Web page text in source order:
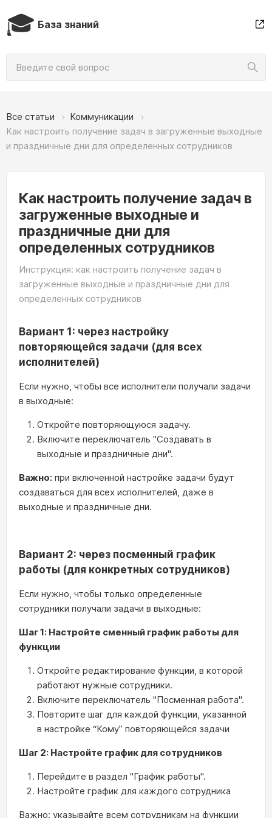
🎓 База знаний
Все статьи
Коммуникации
Как настроить получение задач в загруженные выходные
и праздничные дни для определенных сотрудников
Как настроить получение задач в
загруженные выходные и
праздничные дни для
определенных сотрудников
Инструкция: как настроить получение задач в
загруженные выходные и праздничные дни для
определенных сотрудников
Вариант 1: через настройку
повторяющейся задачи (для всех
исполнителей)
Если нужно, чтобы все исполнители получали задачи
в выходные:
Откройте повторяющуюся задачу.
Включите переключатель "Создавать в
выходные и праздничные дни".
Важно: при включенной настройке задачи будут
создаваться для всех исполнителей, даже в
выходные и праздничные дни.
Вариант 2: через посменный график
работы (для конкретных сотрудников)
Если нужно, чтобы только определенные
сотрудники получали задачи в выходные:
Шаг 1: Настройте сменный график работы для
функции
Откройте редактирование функции, в которой
работают нужные сотрудники.
Включите переключатель "Посменная работа".
Повторите шаг для каждой функции, указанной
в настройке “Кому” повторяющейся задачи
Шаг 2: Настройте график для сотрудников
Перейдите в раздел "График работы".
Настройте график для каждого сотрудника
Важно: указывайте всем сотрудникам на функции